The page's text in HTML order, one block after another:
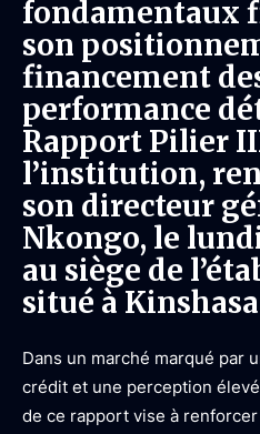
fondamentaux
son
financement
performance
Rapport Pilier
l’institution,
son directeur
Nkongo, le
au siège de
situé à
Dans un marché marqué par
crédit et une perception
de ce rapport vise à